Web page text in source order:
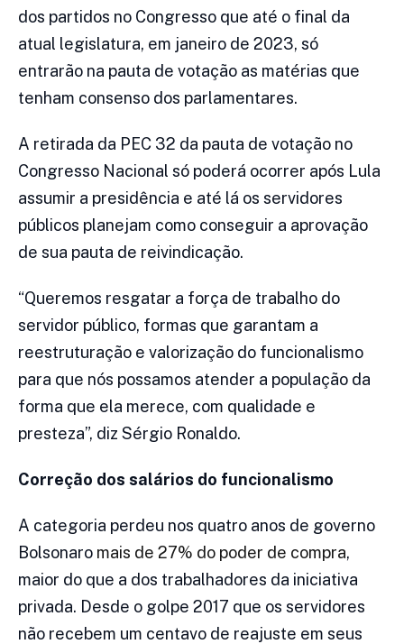
dos partidos no Congresso que até o final da
atual legislatura, em janeiro de 2023, só
entrarão na pauta de votação as matérias que
tenham consenso dos parlamentares.
A retirada da PEC 32 da pauta de votação no
Congresso Nacional só poderá ocorrer após Lula
assumir a presidência e até lá os servidores
públicos planejam como conseguir a aprovação
de sua pauta de reivindicação.
“Queremos resgatar a força de trabalho do
servidor público, formas que garantam a
reestruturação e valorização do funcionalismo
para que nós possamos atender a população da
forma que ela merece, com qualidade e
presteza”, diz Sérgio Ronaldo.
Correção dos salários do funcionalismo
A categoria perdeu nos quatro anos de governo
Bolsonaro mais de 27% do poder de compra,
maior do que a dos trabalhadores da iniciativa
privada. Desde o golpe 2017 que os servidores
não recebem um centavo de reajuste em seus